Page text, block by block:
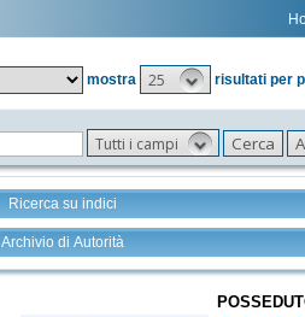
mostra
25 risultati per
Tutti i campi
Ricerca su indici
Archivio di Autorità